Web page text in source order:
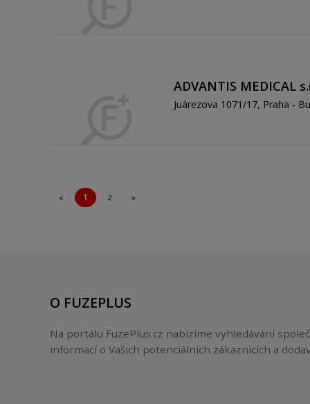
ADVANTIS MEDICAL
Juárezova 1071/17, Praha -
« 1 2 »
O FUZEPLUS
Na portálu FuzePlus.cz nabízíme vyhledávání
informací o Vašich potenciálních zákaznících a